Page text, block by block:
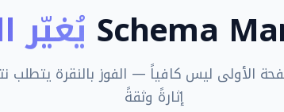
يُغيّر
الأولى ليس كافياً — الفوز بالنقرة يتطلب
إثارةً وثقةً